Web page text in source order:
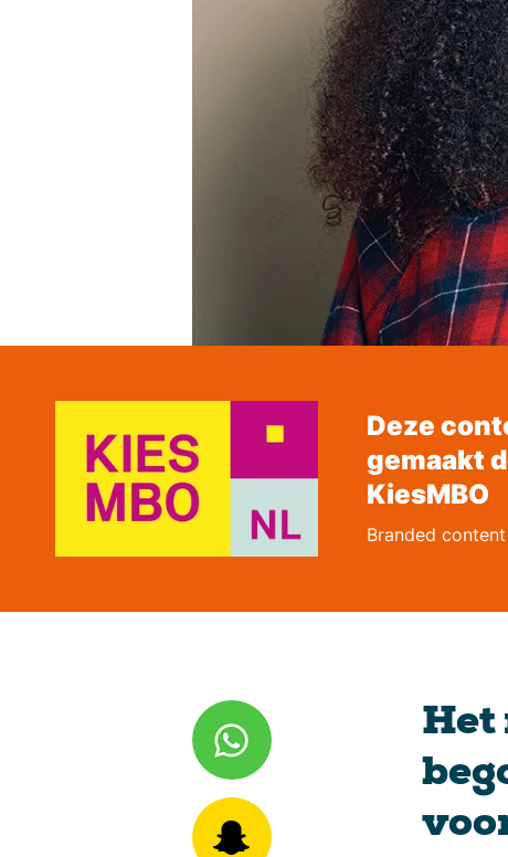
Deze
gemaakt
KiesMBO
Branded content
Het